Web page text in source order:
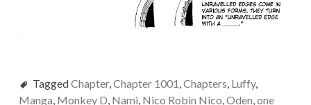
TaggedChapter,Chapter 1001,Chapters, Luffy,
Manga, Monkey D, Nami, Nico Robin Nico,Oden,one